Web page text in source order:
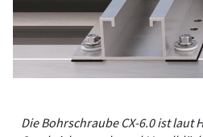
Die Bohrschraube CX-6.0 ist laut